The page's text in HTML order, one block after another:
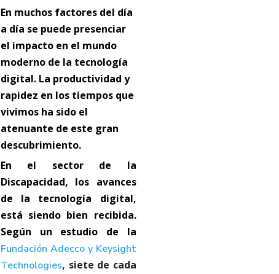
En muchos factores del día
a día se puede presenciar
el impacto en el mundo
moderno de la tecnología
digital. La productividad y
rapidez en los tiempos que
vivimos ha sido el
atenuante de este gran
descubrimiento.
En el sector de la
Discapacidad, los avances
de la tecnología digital,
está siendo bien recibida.
Según un estudio de la
Fundación Adecco y Keysight
Technologies, siete de cada